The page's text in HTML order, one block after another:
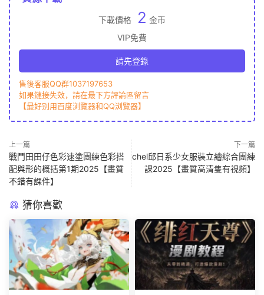
下載價格 2 金币
VIP免費
請先登錄
售後客服QQ群1037197653
如果鏈接失效，請在最下方評論區留言
【最好别用百度浏覽器和QQ浏覽器】
上一篇
戰鬥田田仔色彩速塗團練色彩搭
配與形的概括第1期2025【畫質
不錯有課件】
下一篇
chel邱日系少女服裝立繪綜合團練
課2025【畫質高清隻有視頻】
猜你喜歡